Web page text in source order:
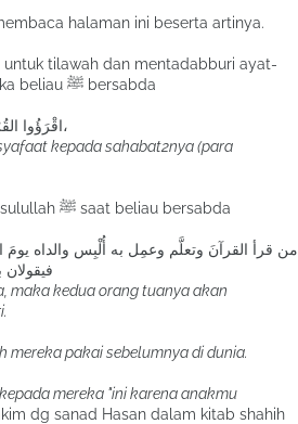
halaman ini beserta artinya.
tilawah dan mentadabburi ayat-
ayatNya hari ini akan mendapatkan keberkahan sabda NabiNya ketika beliau ﷺ bersabda
اقْرَؤُوا القُرْآنَ فإنَّه يَأْتي يَومَ القِيامَةِ شَفِيعًا لأَصْحابِهِ،
kepada sahabat2nya (para
Mudah-mudahan mereka juga mendapatkan barokah dari Sabda Rasulullah ﷺ saat beliau bersabda
من قرأ القرآنَ وتعلَّم وعمِل به أُلْبِس والداه يومَ
فيقولان
maka kedua orang tuanya akan
pakai sebelumnya di dunia.
mereka "ini karena anakmu
dg sanad Hasan dalam kitab shahih